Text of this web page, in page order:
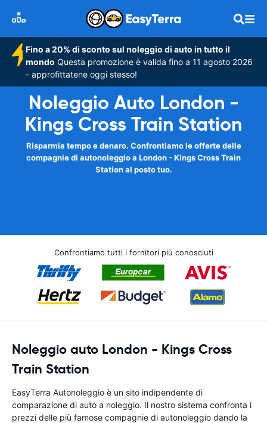
Fino a 20% di sconto sul noleggio di auto in tutto il
mondo Questa promozione è valida fino a 11 agosto 2026
- approfittatene oggi stesso!
Noleggio Auto London -
Kings Cross Train Station
Risparmia tempo e denaro. Confrontiamo le offerte delle
compagnie di autonoleggio a London - Kings Cross Train
Station al posto tuo.
Confrontiamo tutti i fornitori più conosciuti
Noleggio auto London - Kings Cross
Train Station
EasyTerra Autonoleggio è un sito indipendente di
comparazione di auto a noleggio. Il nostro sistema confronta i
prezzi delle più famose compagnie di autonoleggio dando la